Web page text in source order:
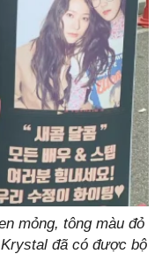
mỏng, tông màu đỏ
đã có được bộ